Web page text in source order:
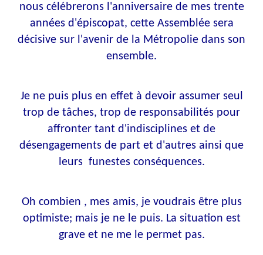
nous célébrerons l'anniversaire de mes trente
années d'épiscopat, cette Assemblée sera
décisive sur l'avenir de la Métropolie dans son
ensemble.
Je ne puis plus en effet à devoir assumer seul
trop de tâches, trop de responsabilités pour
affronter tant d'indisciplines et de
désengagements de part et d'autres ainsi que
leurs funestes conséquences.
Oh combien , mes amis, je voudrais être plus
optimiste; mais je ne le puis. La situation est
grave et ne me le permet pas.